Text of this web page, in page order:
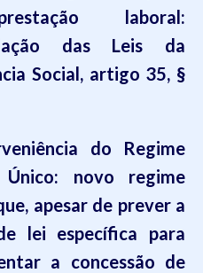
laboral:
das Leis da
Social, artigo 35, §
do Regime
Único: novo regime
apesar de prever a
lei específica para
a concessão de